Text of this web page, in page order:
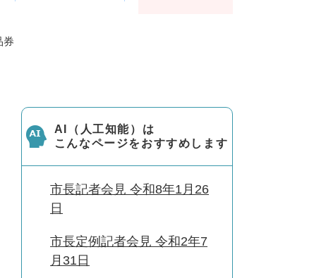
券
AI（人工知能）は
こんなページをおすすめします
市長記者会見 令和8年1月26
日
市長定例記者会見 令和2年7
月31日